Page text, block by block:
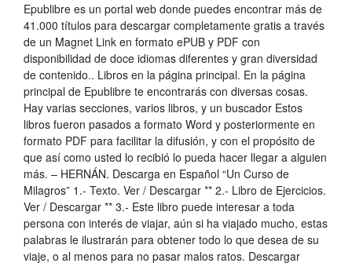
Epublibre es un portal web donde puedes encontrar más de
41.000 títulos para descargar completamente gratis a través
de un Magnet Link en formato ePUB y PDF con
disponibilidad de doce idiomas diferentes y gran diversidad
de contenido.. Libros en la página principal. En la página
principal de Epublibre te encontrarás con diversas cosas.
Hay varias secciones, varios libros, y un buscador Estos
libros fueron pasados a formato Word y posteriormente en
formato PDF para facilitar la difusión, y con el propósito de
que así como usted lo recibió lo pueda hacer llegar a alguien
más. – HERNÁN. Descarga en Español “Un Curso de
Milagros” 1.- Texto. Ver / Descargar ** 2.- Libro de Ejercicios.
Ver / Descargar ** 3.- Este libro puede interesar a toda
persona con interés de viajar, aún si ha viajado mucho, estas
palabras le ilustrarán para obtener todo lo que desea de su
viaje, o al menos para no pasar malos ratos. Descargar